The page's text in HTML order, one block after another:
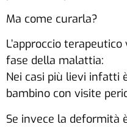
Ma come curarla?
L’approccio
fase della malattia:
Nei casi più lievi infatti
bambino con visite
Se invece la deformità